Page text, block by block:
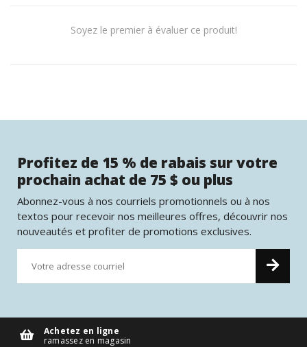
Soyez le premier à évaluer ce produit!
Profitez de 15 % de rabais sur votre
prochain achat de 75 $ ou plus
Abonnez-vous à nos courriels promotionnels ou à nos
textos pour recevoir nos meilleures offres, découvrir nos
nouveautés et profiter de promotions exclusives.
Achetez en ligne
ramassez en magasin